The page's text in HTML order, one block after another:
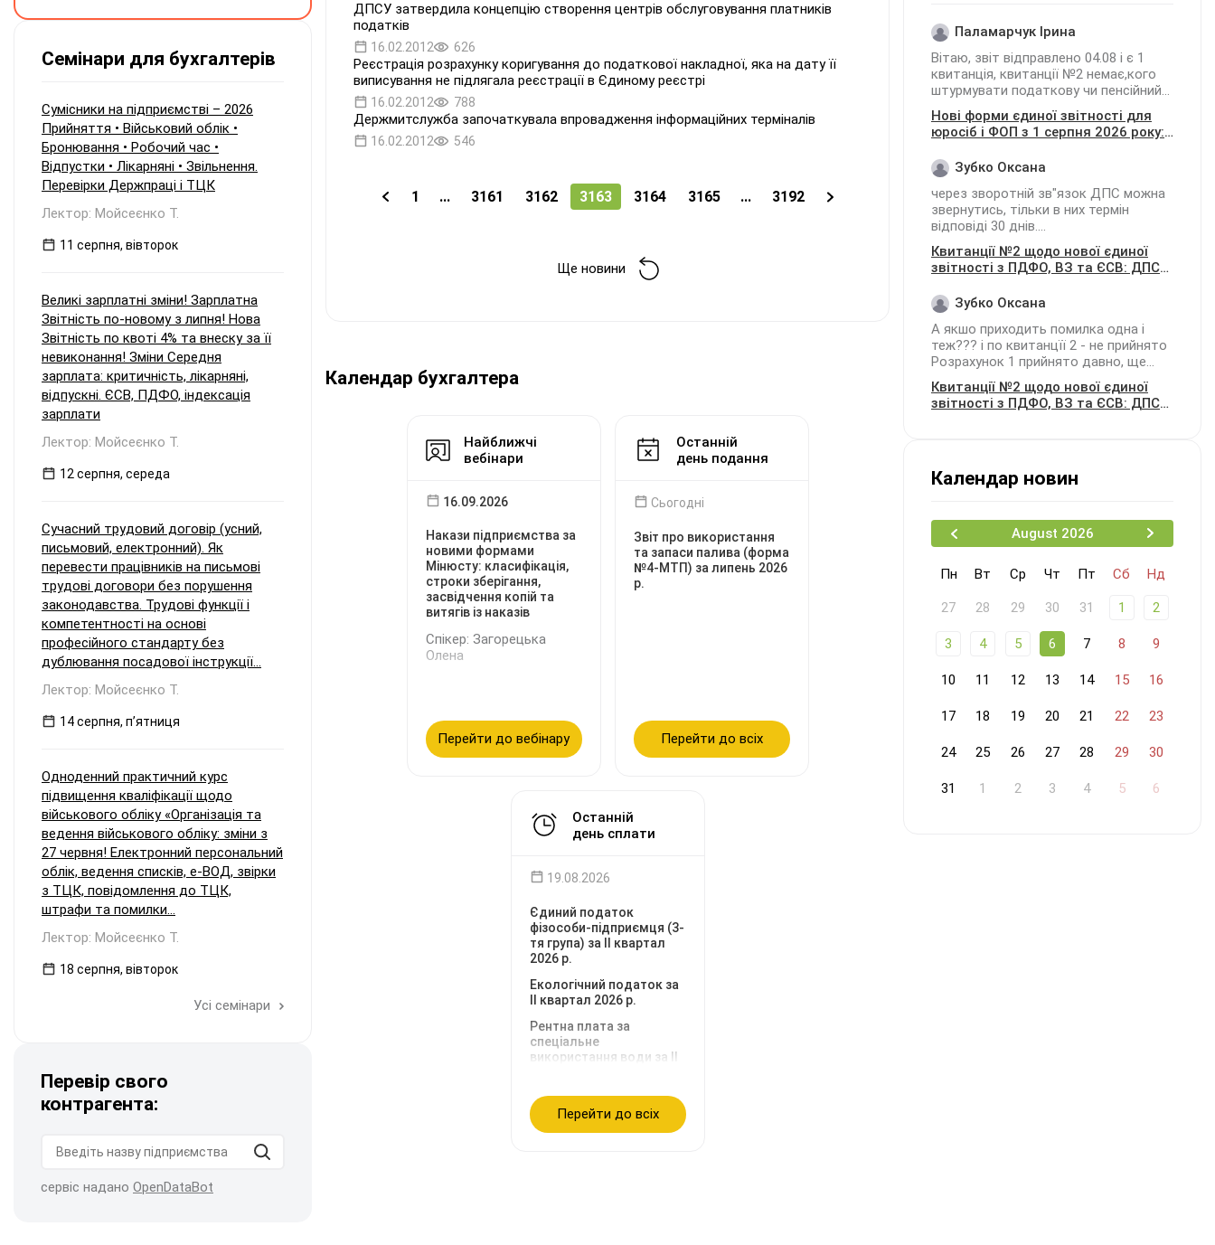
ДПСУ затвердила концепцію створення центрів обслуговування платників
податків
16.02.2012 626
Реєстрація розрахунку коригування до податкової накладної, яка на дату її
виписування не підлягала реєстрації в Єдиному реєстрі
16.02.2012 788
Держмитслужба започаткувала впровадження інформаційних терміналів
16.02.2012 546
1 ... 3161 3162 3163 3164 3165 ... 3192
Ще новини
Календар бухгалтера
Найближчі
вебінари
16.09.2026
Накази підприємства за
новими формами
Мінюсту: класифікація,
строки зберігання,
засвідчення копій та
витягів із наказів
Спікер: Загорецька
Олена
Перейти до вебінару
Останній
день подання
Сьогодні
Звіт про використання
та запаси палива (форма
№4-МТП) за липень 2026
р.
Перейти до всіх
Останній
день сплати
19.08.2026
Єдиний податок
фізособи-підприємця (3-
тя група) за IІ квартал
2026 р.
Екологічний податок за
IІ квартал 2026 р.
Рентна плата за
спеціальне
використання води за II
Перейти до всіх
Паламарчук Ірина
Вітаю, звіт відправлено 04.08 і є 1
квитанція, квитанції №2 немає,кого
штурмувати податкову чи пенсійний
фонд????
Нові форми єдиної звітності для
юросіб і ФОП з 1 серпня 2026 року:
Зубко Оксана
через зворотній зв"язок ДПС можна
звернутись, тільки в них термін
відповіді 30 днів....
Квитанції №2 щодо нової єдиної
звітності з ПДФО, ВЗ та ЄСВ: ДПС
не перездавати
Зубко Оксана
А якшо приходить помилка одна і
теж??? і по квитанцїї 2 - не прийнято
Розрахунок 1 прийнято давно, ще
подавали по місяцям подаємо
Розрахунок 2, зовсім інші дані і
КОАТОГГ, а воно пише "коли звіт вже
Квитанції №2 щодо нової єдиної
звітності з ПДФО, ВЗ та ЄСВ: ДПС
Календар новин
August 2026
Пн Вт Ср Чт Пт Сб Нд
27 28 29 30 31 1 2
3 4 5 6 7 8 9
10 11 12 13 14 15 16
17 18 19 20 21 22 23
24 25 26 27 28 29 30
31 1 2 3 4 5 6
Семінари для бухгалтерів
Сумісники на підприємстві – 2026
Прийняття • Військовий облік •
Бронювання • Робочий час •
Відпустки • Лікарняні • Звільнення.
Перевірки Держпраці і ТЦК
Лектор: Мойсеєнко Т.
11 серпня, вівторок
Великі зарплатні зміни! Зарплатна
Звітність по-новому з липня! Нова
Звітність по квоті 4% та внеску за її
невиконання! Зміни Середня
зарплата: критичність, лікарняні,
відпускні. ЄСВ, ПДФО, індексація
зарплати
Лектор: Мойсеєнко Т.
12 серпня, середа
Сучасний трудовий договір (усний,
письмовий, електронний). Як
перевести працівників на письмові
трудові договори без порушення
законодавства. Трудові функції і
компетентності на основі
професійного стандарту без
дублювання посадової інструкції...
Лектор: Мойсеєнко Т.
14 серпня, пʼятниця
Одноденний практичний курс
підвищення кваліфікації щодо
військового обліку «Організація та
ведення військового обліку: зміни з
27 червня! Електронний персональний
облік, ведення списків, е-ВОД, звірки
з ТЦК, повідомлення до ТЦК,
штрафи та помилки...
Лектор: Мойсеєнко Т.
18 серпня, вівторок
Усі семінари
Перевір свого
контрагента:
сервіс надано OpenDataBot